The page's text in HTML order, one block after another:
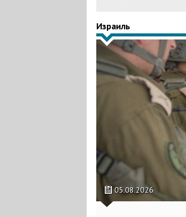
Израиль
05.08.2026